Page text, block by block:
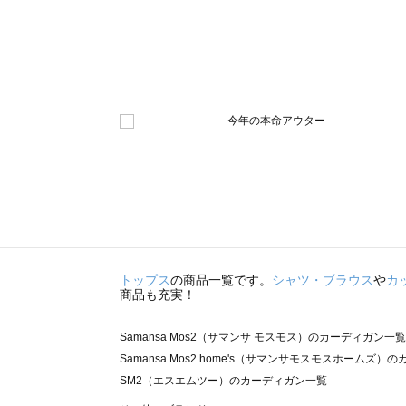
トップスの商品一覧です。 シャツ・ブラウスやカ
商品も充実！
Samansa Mos2（サマンサ モスモス）のカーディガン一覧
Samansa Mos2 home's（サマンサモスモスホームズ）の
SM2（エスエムツー）のカーディガン一覧
TSUHARU by Samansa Mos2（ツハルバイサマンサモス